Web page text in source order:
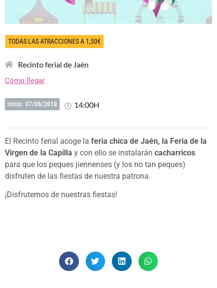
TODAS LAS ATRACCIONES A 1,50€
Recinto ferial de Jaén
Cómo llegar
Inicio: 07/06/2018 14:00H
El Recinto ferial acoge la feria chica de Jaén, la Feria de la
Virgen de la Capilla y con ello se instalarán cacharricos
para que los peques jiennenses (y los no tan peques)
disfruten de las fiestas de nuestra patrona.
¡Disfrutemos de nuestras fiestas!